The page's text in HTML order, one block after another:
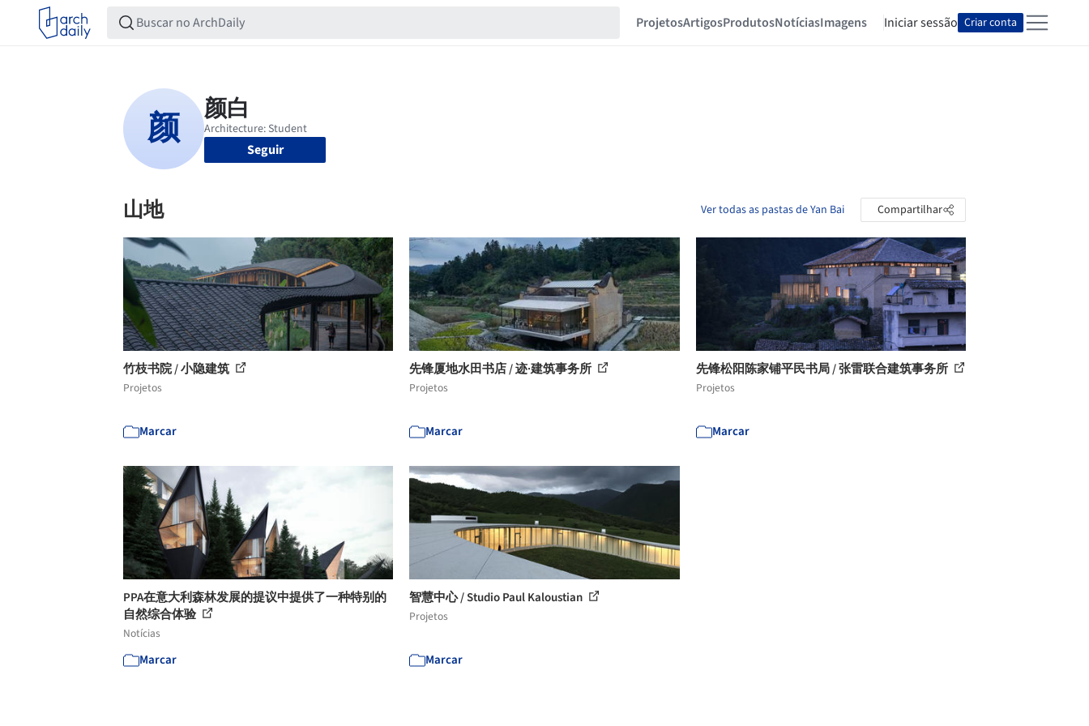
ProjetosArtigosProdutosNotíciasImagens Iniciar sessão Criar conta
Seguir
山地 Ver todas as pastas de Yan Bai Compartilhar
竹枝书院 / 小隐建筑
Projetos
Marcar
先锋厦地水田书店 / 迹·建筑事务所
Projetos
Marcar
先锋松阳陈家铺平民书局 / 张雷联合建筑事务所
Projetos
Marcar
PPA在意大利森林发展的提议中提供了一种特别的
自然综合体验
Notícias
Marcar
智慧中心 / Studio Paul Kaloustian
Projetos
Marcar